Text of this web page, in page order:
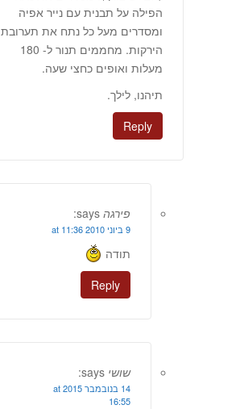
הפילה על תבנית עם נייר אפיה
ומסדרים מעל כל נתח את תערובת
הירקות. מחממים תנור ל- 180
מעלות ואופים כחצי שעה.
תיהנו, לילך.
Reply
פירגה says:
9 ביוני 2010 at 11:36
תודה
Reply
שושי says:
14 בנובמבר 2015 at
16:55